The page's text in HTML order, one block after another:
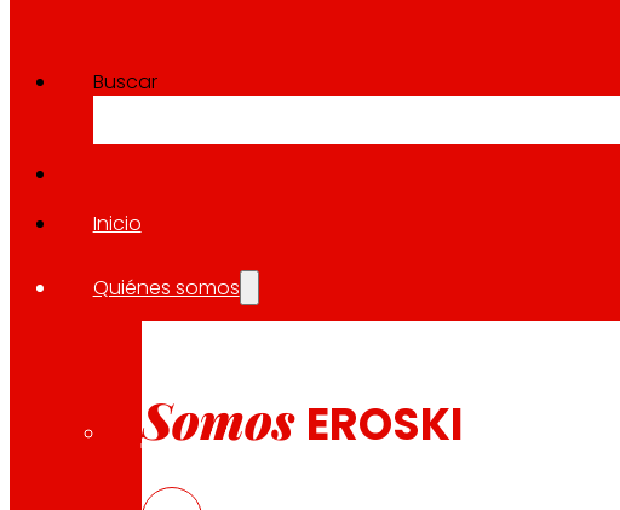
Buscar
Inicio
Quiénes somos
Somos EROSKI